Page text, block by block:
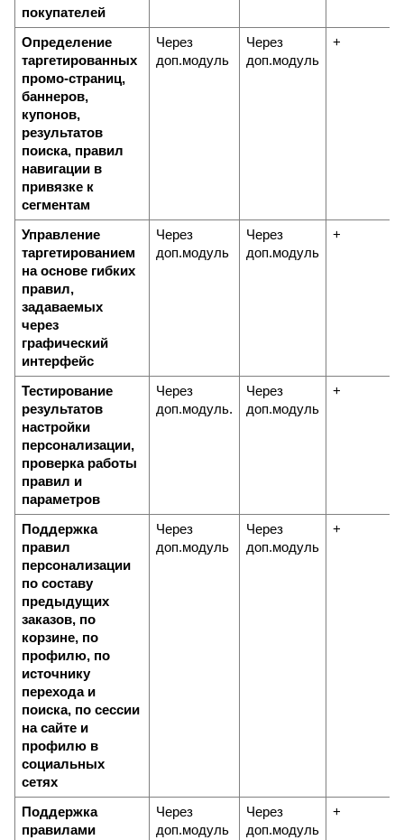
покупателей
Определение
таргетированных
промо-страниц,
баннеров,
купонов,
результатов
поиска, правил
навигации в
привязке к
сегментам
Через
доп.модуль
Через
доп.модуль
+
Управление
таргетированием
на основе гибких
правил,
задаваемых
через
графический
интерфейс
Через
доп.модуль
Через
доп.модуль
+
Тестирование
результатов
настройки
персонализации,
проверка работы
правил и
параметров
Через
доп.модуль.
Через
доп.модуль
+
Поддержка
правил
персонализации
по составу
предыдущих
заказов, по
корзине, по
профилю, по
источнику
перехода и
поиска, по сессии
на сайте и
профилю в
социальных
сетях
Через
доп.модуль
Через
доп.модуль
+
Поддержка
правилами
Через
доп.модуль
Через
доп.модуль
+